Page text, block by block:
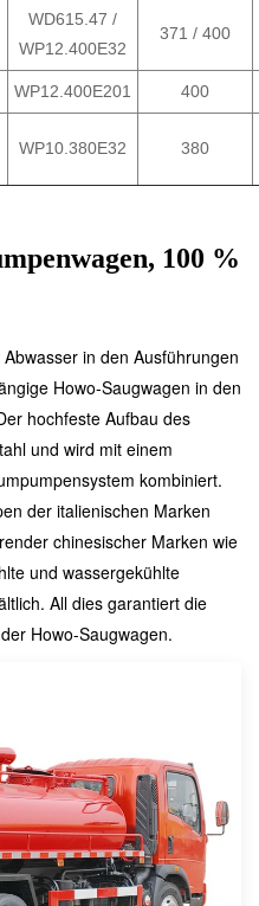
WD615.47 /
WP12.400E32
371 / 400
WP12.400E201 400
WP10.380E32 380
100 %
in den Ausführungen
Howo-Saugwagen in den
hochfeste Aufbau des
und wird mit einem
kombiniert.
der italienischen Marken
chinesischer Marken wie
und wassergekühlte
All dies garantiert die
Howo-Saugwagen.